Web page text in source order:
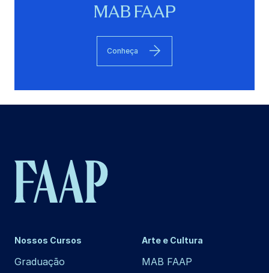
MAB FAAP
Conheça
Nossos Cursos
Graduação
Arte e Cultura
MAB FAAP